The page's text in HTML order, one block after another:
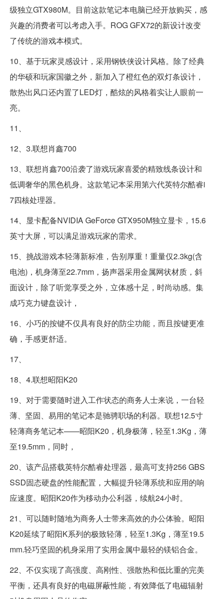
级独立GTX980M。目前这款笔记本电脑已经开放购买，感
兴趣的消费者可以考虑入手。ROG GFX72的新设计改变
了传统的游戏本模式。
10、基于玩家灵感设计，采用钢铁侠设计风格。除了经典
的华硕和玩家国徽之外，新加入了橙红色的双灯条设计，
散热出风口还内置了LED灯，酷炫的风格着实让人眼前一
亮。
11、
12、3.联想肖鑫700
13、联想肖鑫700沿袭了游戏玩家喜爱的精致线条设计和
低调奢华的黑色机身。这款笔记本采用第六代英特尔酷睿i
7四核处理器。
14、显卡配备NVIDIA GeForce GTX950M独立显卡，15.6
英寸大屏，可以满足游戏玩家的需求。
15、挑战游戏本轻薄新标准，告别厚重！重量仅2.3kg(含
电池)，机身薄至22.7mm，扬声器采用金属网状材质，斜
面设计，除了听觉享受之外，立体感十足，时尚动感。集
成巧克力键盘设计，
16、小巧的按键不仅具有良好的防尘功能，而且按键更准
确，手感更舒适。
17、
18、4.联想昭阳K20
19、对于需要随时进入工作状态的商务人士来说，一台轻
薄、坚固、易用的笔记本是驰骋职场的利器。联想12.5寸
轻薄商务笔记本——昭阳K20，机身极薄，轻至1.3Kg，薄
至19.5mm，同时，
20、该产品搭载英特尔酷睿处理器，最高可支持256 GBS
SSD固态硬盘的性能配置，大幅提升轻薄系统和应用的响
应速度。昭阳K20作为移动办公利器，续航24小时。
21、可以随时随地为商务人士带来高效的办公体验。昭阳
K20延续了昭阳K系列的极致轻薄，轻至1.3Kg，薄至19.5
mm.轻巧坚固的机身采用了实用金属中最轻的镁铝合金。
22、不仅实现了高强度、高刚性、强散热和低比重的完美
平衡，还具有良好的电磁屏蔽性能，有效降低了电磁辐射